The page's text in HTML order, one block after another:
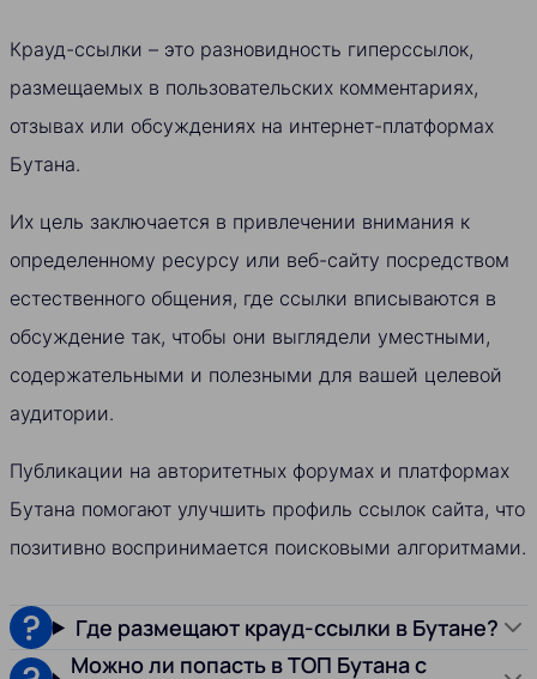
Крауд-ссылки – это разновидность гиперссылок,
размещаемых в пользовательских комментариях,
отзывах или обсуждениях на интернет-платформах
Бутана.
Их цель заключается в привлечении внимания к
определенному ресурсу или веб-сайту посредством
естественного общения, где ссылки вписываются в
обсуждение так, чтобы они выглядели уместными,
содержательными и полезными для вашей целевой
аудитории.
Публикации на авторитетных форумах и платформах
Бутана помогают улучшить профиль ссылок сайта, что
позитивно воспринимается поисковыми алгоритмами.
Где размещают крауд-ссылки в Бутане?
Можно ли попасть в ТОП Бутана с